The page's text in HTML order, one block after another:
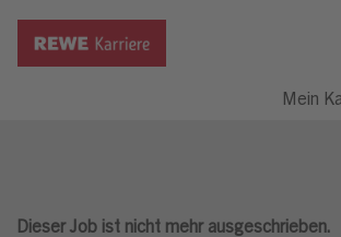
Mein
Dieser Job ist nicht mehr ausgeschrieben.